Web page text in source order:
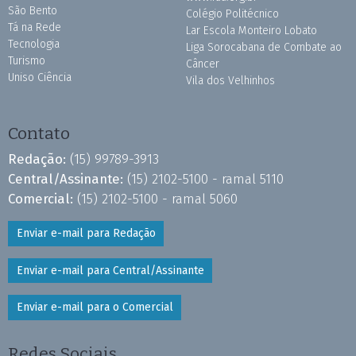
São Bento
Tá na Rede
Tecnologia
Turismo
Uniso Ciência
Colégio Politécnico
Lar Escola Monteiro Lobato
Liga Sorocabana de Combate ao
Câncer
Vila dos Velhinhos
Contato
Redação: (15) 99789-3913
Central/Assinante: (15) 2102-5100 - ramal 5110
Comercial: (15) 2102-5100 - ramal 5060
Enviar e-mail para Redação
Enviar e-mail para Central/Assinante
Enviar e-mail para o Comercial